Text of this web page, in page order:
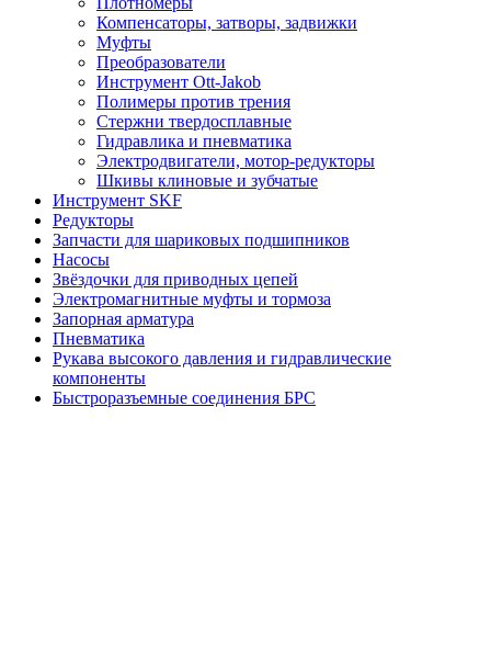
Компенсаторы, затворы, задвижки
Муфты
Преобразователи
Инструмент Ott-Jakob
Полимеры против трения
Стержни твердосплавные
Гидравлика и пневматика
Электродвигатели, мотор-редукторы
Шкивы клиновые и зубчатые
Инструмент SKF
Редукторы
Запчасти для шариковых подшипников
Насосы
Звёздочки для приводных цепей
Электромагнитные муфты и тормоза
Запорная арматура
Пневматика
Рукава высокого давления и гидравлические
компоненты
Быстроразъемные соединения БРС